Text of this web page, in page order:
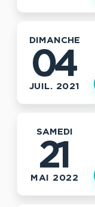
DIMANCHE
04
JUIL. 2021
SAMEDI
21
MAI 2022